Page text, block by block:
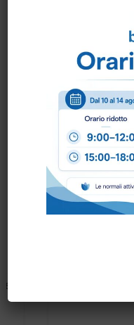
Come
Puoi ordinare
scrivendo una mail a
Per ogni